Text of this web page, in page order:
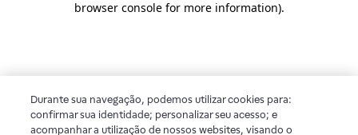
browser console for more information).
Durante sua navegação, podemos utilizar cookies para:
confirmar sua identidade; personalizar seu acesso; e
acompanhar a utilização de nossos websites, visando o